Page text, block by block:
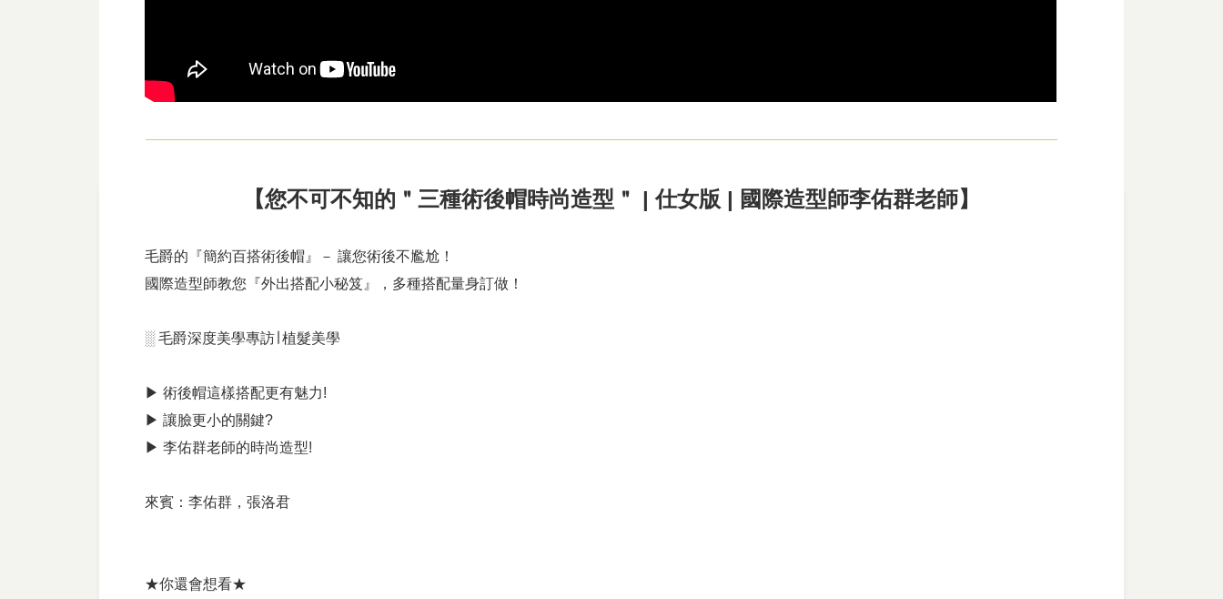
【您不可不知的＂三種術後帽時尚造型＂ | 仕女版 | 國際造型師李佑群老師】
毛爵的『簡約百搭術後帽』－ 讓您術後不尷尬！
國際造型師教您『外出搭配小秘笈』，多種搭配量身訂做！
░ 毛爵深度美學專訪∣ 植髮美學
▶ 術後帽這樣搭配更有魅力!
▶ 讓臉更小的關鍵?
▶ 李佑群老師的時尚造型!
來賓：李佑群，張洛君
★你還會想看★